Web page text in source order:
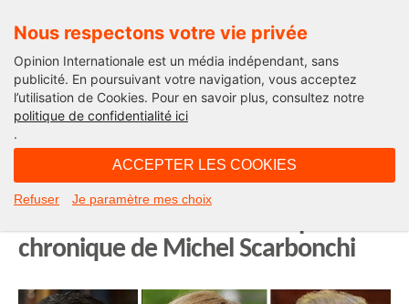
Nous respectons votre vie privée
Opinion Internationale est un média indépendant, sans
publicité. En poursuivant votre navigation, vous acceptez
l’utilisation de Cookies. Pour en savoir plus, consultez notre
politique de confidentialité ici
.
ACCEPTER LES COOKIES
Refuser Je paramètre mes choix
International
Conférence de Berlin sur la Libye :
chronique de Michel Scarbonchi